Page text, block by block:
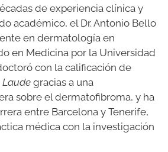
de experiencia clínica y
académico, el Dr. Antonio Bello
en dermatología en
en Medicina por la Universidad
con la calificación de
Laudegracias a una
sobre el dermatofibroma, y ha
entre Barcelona y Tenerife,
médica con la investigación